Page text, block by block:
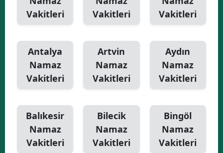
Vakitleri
Vakitleri
Vakitleri
Antalya
Namaz
Vakitleri
Artvin
Namaz
Vakitleri
Aydın
Namaz
Vakitleri
Balıkesir
Namaz
Vakitleri
Bilecik
Namaz
Vakitleri
Bingöl
Namaz
Vakitleri